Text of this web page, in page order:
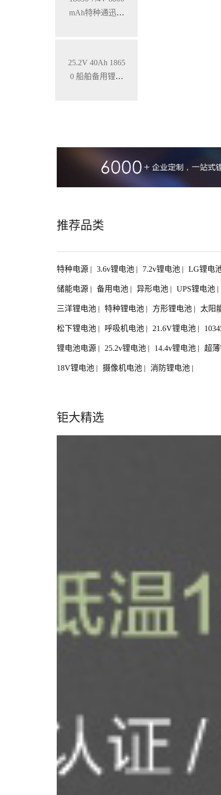
mAh特种通迅设
25.2V 40Ah 1865
0 船舶备用锂电
推荐品类
特种电源 | 3.6v锂电池 | 7.2v锂电池 | LG锂电
储能电源 | 备用电池 | 异形电池 | UPS锂电池 |
三洋锂电池 | 特种锂电池 | 方形锂电池 | 太阳
松下锂电池 | 呼吸机电池 | 21.6V锂电池 |
锂电池电源 | 25.2v锂电池 | 14.4v锂电池 | 超
18V锂电池 | 摄像机电池 | 消防锂电池 |
钜大精选